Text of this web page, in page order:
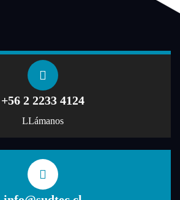
+56 2 2233 4124
LLámanos